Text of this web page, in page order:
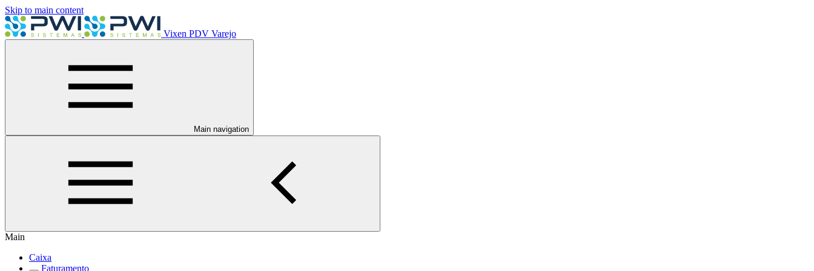
Skip to main content
Vixen PDV Varejo
Main navigation
Main
Caixa
Faturamento